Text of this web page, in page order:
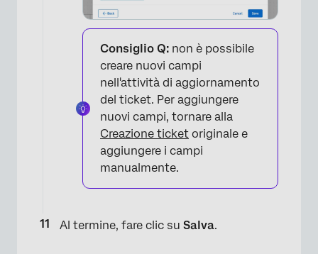
Consiglio Q: non è possibile
creare nuovi campi
nell'attività di aggiornamento
del ticket. Per aggiungere
nuovi campi, tornare alla
Creazione ticket originale e
aggiungere i campi
manualmente.
Al termine, fare clic su Salva.